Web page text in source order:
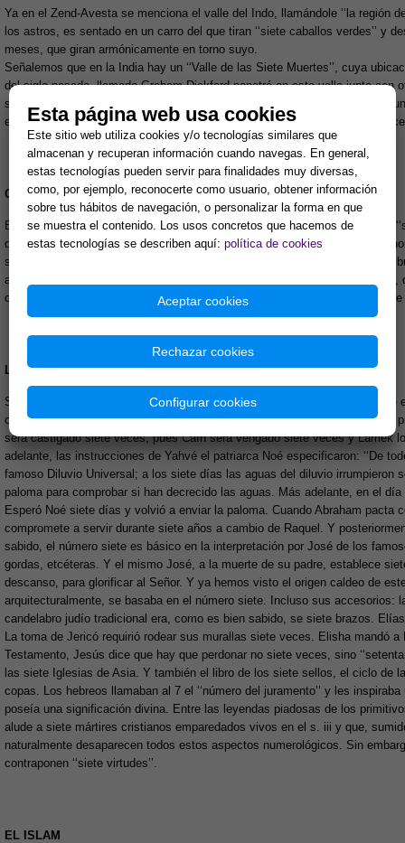
Ya en el Zend-Avesta se menciona el valle del Indo, llamándole ‘‘la región
los astros, es sentado en un carro del que tiran ‘‘siete caballos verdes’’
meses, que giran armónicamente en torno suyo.
Señalemos que en la India hay un ‘‘Valle de las Siete Muertes’’, cuya
del siglo pasado, llamado Graham Dickford penetró en este valle junto
superviviente de la fatídica expedición. Y murió poco después tras relatar
en el terrible valle en 1906 y en 1911, tuvieron igualmente un fatal
OTROS PUEBLOS
Entre los ‘‘karens’’ de Birmania existe la creencia en que el hombre posee
del cielo y de la Tierra en el ‘‘séptimo día de la semana’’. Entre los
siempre ‘‘siete clanes’’. Los Dakota se organizaban también en siete
abakan’’ creían que en el centro de la Tierra existía un Gran Arbol
chamanes ‘‘ostiakos vasjugan’’, el Arbol Cósmico tiene, como el cielo,
LA BIBLIA Y EL CRISTIANISMO
Son sorprendentemente numerosas las veces que aparece el número
creó el mundo en siete días. Después, tras el asesinato de Abel, el Señor
será castigado siete veces, pues Caín será vengado siete veces y Lamek
adelante, las instrucciones de Yahvé el patriarca Noé especificaron: ‘‘De
famoso Diluvio Universal; a los siete días las aguas del diluvio irrumpieron
paloma para comprobar si han decrecido las aguas. Más adelante, en el
Esperó Noé siete días y volvió a enviar la paloma. Cuando Abraham
compromete a servir durante siete años a cambio de Raquel. Y
sabido, el número siete es básico en la interpretación por José de los
gordas, etcéteras. Y el mismo José, a la muerte de su padre, establece
descanso, para glorificar al Señor. Y ya hemos visto el origen caldeo de
arquitecturalmente, se basaba en el número siete. Incluso sus
candelabro judío tradicional era, como es bien sabido, se siete brazos.
La toma de Jericó requirió rodear sus murallas siete veces. Elisha mandó
Testamento, Jesús dice que hay que perdonar no siete veces, sino
las siete Iglesias de Asia. Y también el libro de los siete sellos, el ciclo
copas. Los hebreos llamaban al 7 el ‘‘número del juramento’’ y les
poseía una significación divina. Entre las leyendas piadosas de los
alude a siete mártires cristianos emparedados vivos en el s. iii y que,
naturalmente desaparecen todos estos aspectos numerológicos. Sin
contraponen ‘‘siete virtudes’’.
EL ISLAM
Esta página web usa cookies
Este sitio web utiliza cookies y/o tecnologías similares que
almacenan y recuperan información cuando navegas. En general,
estas tecnologías pueden servir para finalidades muy diversas,
como, por ejemplo, reconocerte como usuario, obtener información
sobre tus hábitos de navegación, o personalizar la forma en que
se muestra el contenido. Los usos concretos que hacemos de
estas tecnologías se describen aquí: política de cookies
Aceptar cookies
Rechazar cookies
Configurar cookies